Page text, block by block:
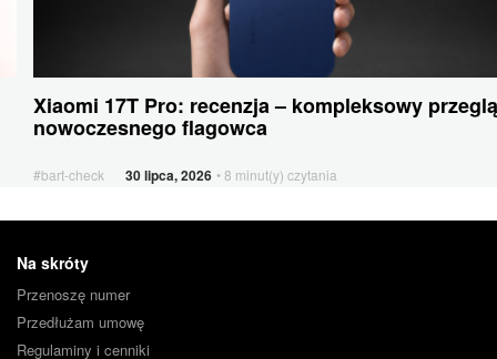
Smartfony
i
inne
Xiaomi 17T Pro: recenzja – kompleksowy
nowoczesnego flagowca
#bart-check 30 lipca, 2026 • 8 minut(y) czytania
Na skróty
Przenoszę numer
Przedłużam umowę
Regulaminy i cenniki